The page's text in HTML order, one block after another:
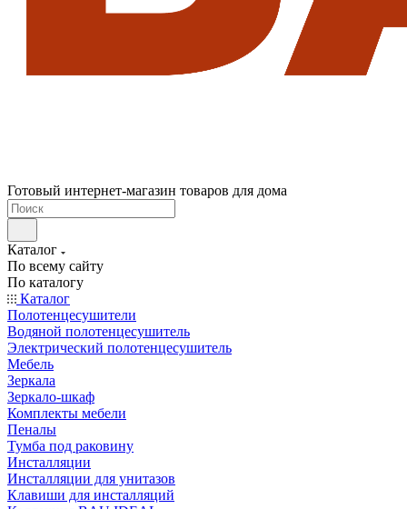
Готовый интернет-магазин товаров для дома
Каталог
По всему сайту
По каталогу
Каталог
Полотенцесушители
Водяной полотенцесушитель
Электрический полотенцесушитель
Мебель
Зеркала
Зеркало-шкаф
Комплекты мебели
Пеналы
Тумба под раковину
Инсталляции
Инсталляции для унитазов
Клавиши для инсталляций